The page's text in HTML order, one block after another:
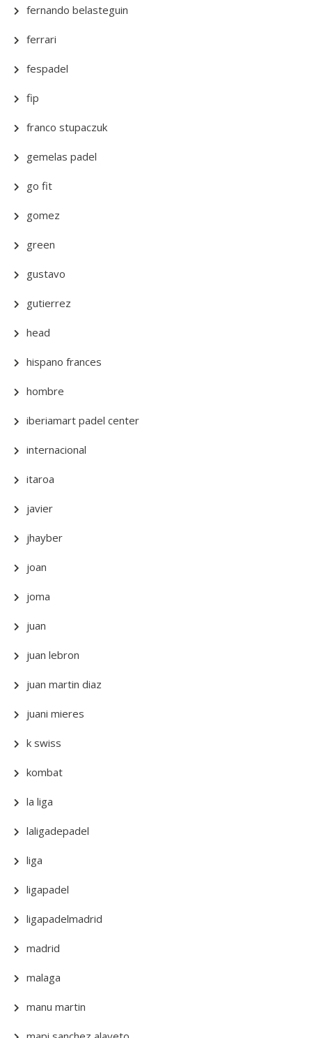
fernando belasteguin
ferrari
fespadel
fip
franco stupaczuk
gemelas padel
go fit
gomez
green
gustavo
gutierrez
head
hispano frances
hombre
iberiamart padel center
internacional
itaroa
javier
jhayber
joan
joma
juan
juan lebron
juan martin diaz
juani mieres
k swiss
kombat
la liga
laligadepadel
liga
ligapadel
ligapadelmadrid
madrid
malaga
manu martin